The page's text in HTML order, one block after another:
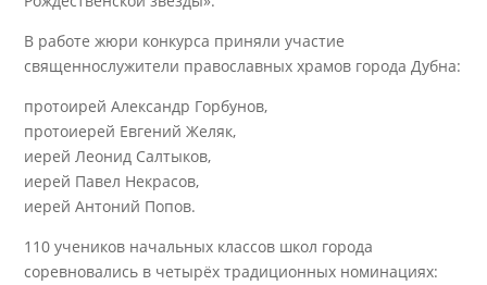
В работе жюри конкурса приняли участие
священнослужители православных храмов города Дубна:
протоирей Александр Горбунов,
протоиерей Евгений Желяк,
иерей Леонид Салтыков,
иерей Павел Некрасов,
иерей Антоний Попов.
110 учеников начальных классов школ города
соревновались в четырёх традиционных номинациях: